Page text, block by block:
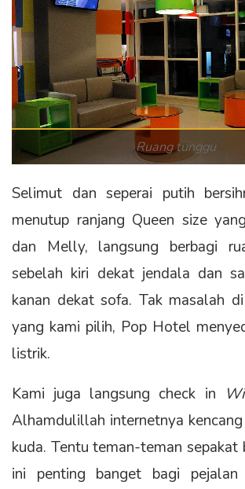
Ruang tunggu
Selimut dan seperai putih
menutup ranjang Queen size
dan Melly, langsung berbagi
sebelah kiri dekat jendala dan
kanan dekat sofa. Tak masalah
yang kami pilih, Pop Hotel
listrik.
Kami juga langsung check in
Alhamdulillah internetnya
kuda. Tentu teman-teman sepakat
ini penting banget bagi pejalan